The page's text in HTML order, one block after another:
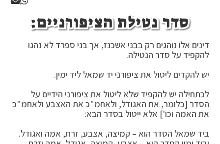
סדר נטילת הציפורניים:
דינים אלו נוהגים רק בבני אשכנז, אך בני ספרד לא נהגו
להקפיד על סדר הנטילה.
יש להקדים ליטול את ציפורני יד שמאל ליד ימין.
לכתחילה יש להקפיד שלא ליטול את ציפורני הידיים על
הסדר [כלומר, את האגודל, ולאחמ"כ את האצבע ולאחמ"כ
את האמה וכו'] אלא ייטול בסדר הבא:
ביד שמאל הסדר הוא – קמיצה, אצבע, זרת, אמה ואגודל.